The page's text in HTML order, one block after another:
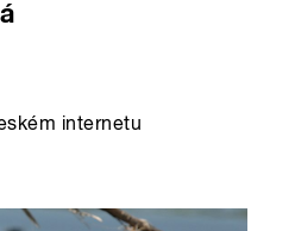
internetu